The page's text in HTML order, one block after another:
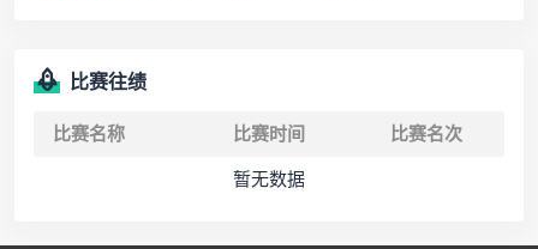
比赛往绩
比赛名称 比赛时间
比赛名次
暂无数据